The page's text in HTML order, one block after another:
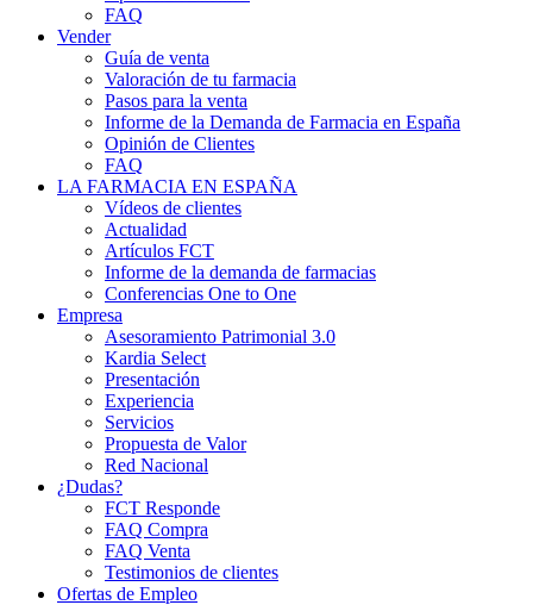
FAQ
Vender
Guía de venta
Valoración de tu farmacia
Pasos para la venta
Informe de la Demanda de Farmacia en España
Opinión de Clientes
FAQ
LA FARMACIA EN ESPAÑA
Vídeos de clientes
Actualidad
Artículos FCT
Informe de la demanda de farmacias
Conferencias One to One
Empresa
Asesoramiento Patrimonial 3.0
Kardia Select
Presentación
Experiencia
Servicios
Propuesta de Valor
Red Nacional
¿Dudas?
FCT Responde
FAQ Compra
FAQ Venta
Testimonios de clientes
Ofertas de Empleo